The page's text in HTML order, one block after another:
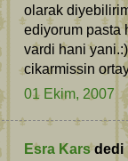
olarak
ediyorum pasta
vardi hani
cikarmissin
01 Ekim, 2007
Esra Karsdedi